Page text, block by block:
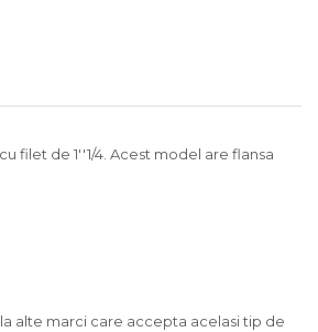
filet de 1''1/4. Acest model are flansa
alte marci care accepta acelasi tip de